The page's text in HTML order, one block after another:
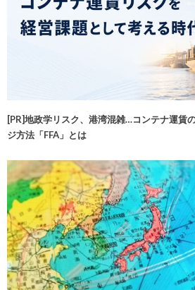
[PR]地政学リスク、港湾混雑…コンテナ運賃
ジ方法「FFA」とは